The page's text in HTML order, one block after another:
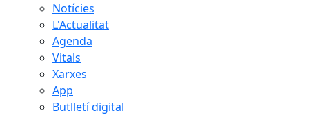
Notícies
L'Actualitat
Agenda
Vitals
Xarxes
App
Butlletí digital